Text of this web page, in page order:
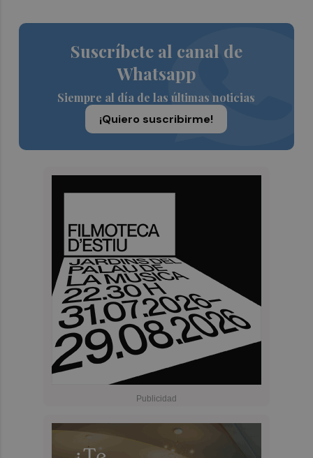
Suscríbete al canal de
Whatsapp
Siempre al día de las últimas noticias
¡Quiero suscribirme!